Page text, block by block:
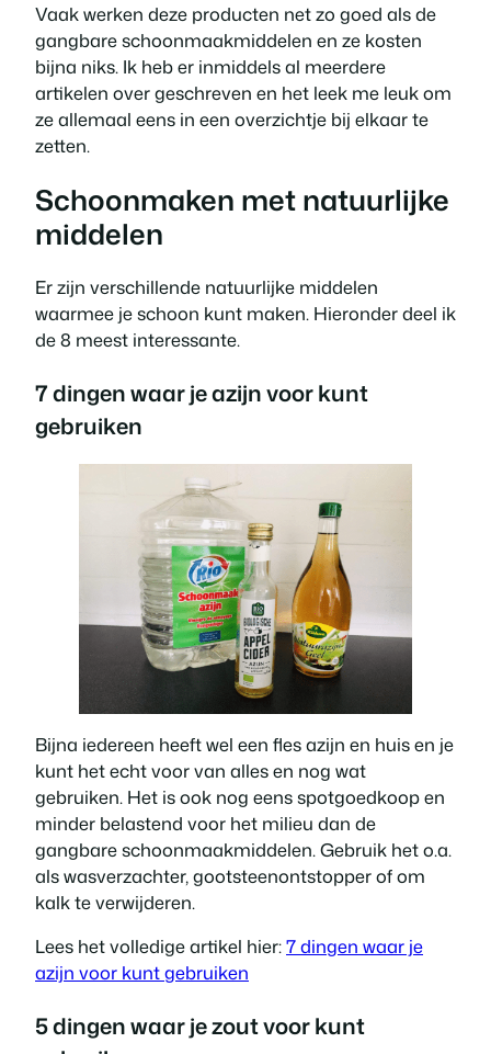
Vaak werken deze producten net zo goed als de
gangbare schoonmaakmiddelen en ze kosten
bijna niks. Ik heb er inmiddels al meerdere
artikelen over geschreven en het leek me leuk om
ze allemaal eens in een overzichtje bij elkaar te
zetten.
Schoonmaken met natuurlijke
middelen
Er zijn verschillende natuurlijke middelen
waarmee je schoon kunt maken. Hieronder deel ik
de 8 meest interessante.
7 dingen waar je azijn voor kunt
gebruiken
Bijna iedereen heeft wel een fles azijn en huis en je
kunt het echt voor van alles en nog wat
gebruiken. Het is ook nog eens spotgoedkoop en
minder belastend voor het milieu dan de
gangbare schoonmaakmiddelen. Gebruik het o.a.
als wasverzachter, gootsteenontstopper of om
kalk te verwijderen.
Lees het volledige artikel hier:7 dingen waar je
azijn voor kunt gebruiken
5 dingen waar je zout voor kunt